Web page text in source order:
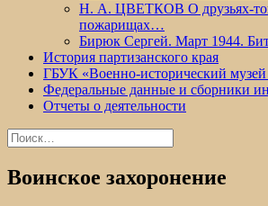
Н. А. ЦВЕТКОВ О друзьях-
пожарищах…
Бирюк Сергей. Март 1944.
История партизанского края
ГБУК «Военно-исторический музей
Федеральные данные и сборники
Отчеты о деятельности
Найти:
Воинское захоронение